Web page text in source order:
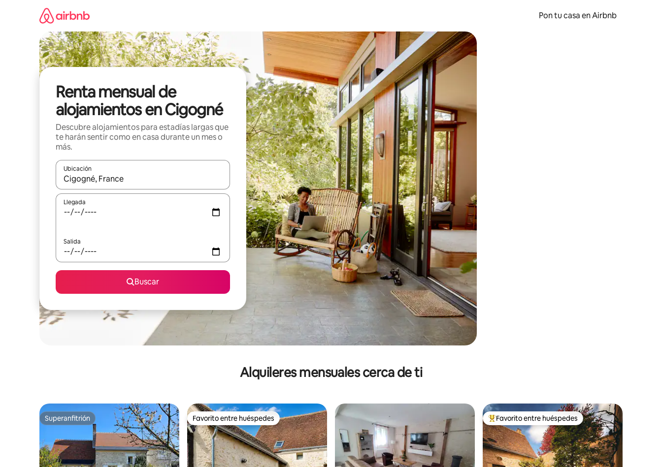
Pon tu casa en Airbnb
Renta mensual de
alojamientos en Cigogné
Descubre alojamientos para estadías largas que
te harán sentir como en casa durante un mes o
más.
Ubicación
Cuando los resultados estén disponibles, navega con las teclas de flecha hacia arriba y hacia abajo o explora con el tacto o desliza el dedo.
Llegada
Salida
Buscar
Alquileres mensuales cerca de ti
Superanfitrión
Superanfitrión Favorito entre huéspedes
Favorito entre huéspedes Favorito entre huéspedes preferido
Favorito entre huéspedes